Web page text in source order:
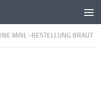
MAIL -BESTELLUNG BRAUT